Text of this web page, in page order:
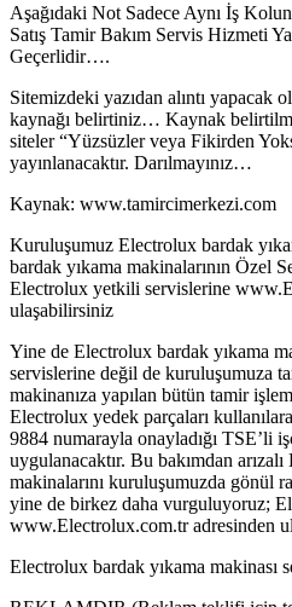
Aşağıdaki Not Sadece Aynı İş
Satış Tamir Bakım Servis Hizmeti
Geçerlidir….
Sitemizdeki yazıdan alıntı yapacak
kaynağı belirtiniz… Kaynak
siteler “Yüzsüzler veya Fikirden
yayınlanacaktır. Darılmayınız…
Kaynak: www.tamircimerkezi.com
Kuruluşumuz Electrolux bardak
bardak yıkama makinalarının Özel
Electrolux yetkili servislerine
ulaşabilirsiniz
Yine de Electrolux bardak yıkama
servislerine değil de kuruluşumuza
makinanıza yapılan bütün tamir
Electrolux yedek parçaları
9884 numarayla onayladığı TSE’li
uygulanacaktır. Bu bakımdan
makinalarını kuruluşumuzda gönül
yine de birkez daha vurguluyoruz;
www.Electrolux.com.tr adresinden
Electrolux bardak yıkama makinası